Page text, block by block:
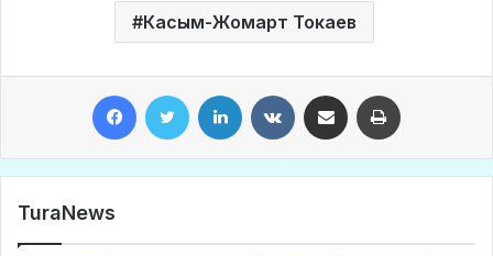
Касым-Жомарт Токаев
TuraNews